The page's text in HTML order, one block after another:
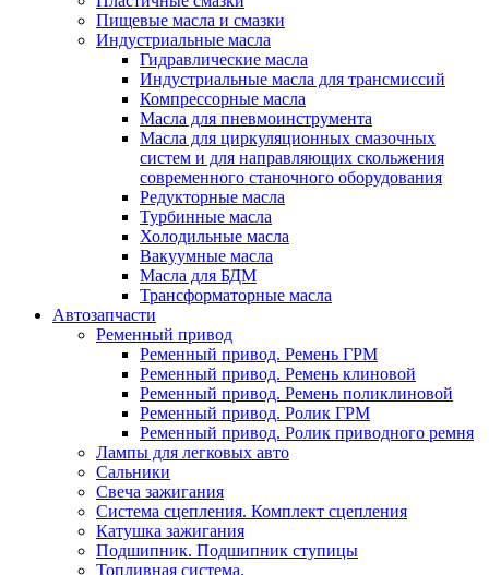
Пищевые масла и смазки
Индустриальные масла
Гидравлические масла
Индустриальные масла для трансмиссий
Компрессорные масла
Масла для пневмоинструмента
Масла для циркуляционных смазочных
систем и для направляющих скольжения
современного станочного оборудования
Редукторные масла
Турбинные масла
Холодильные масла
Вакуумные масла
Масла для БДМ
Трансформаторные масла
Автозапчасти
Ременный привод
Ременный привод. Ремень ГРМ
Ременный привод. Ремень клиновой
Ременный привод. Ремень поликлиновой
Ременный привод. Ролик ГРМ
Ременный привод. Ролик приводного ремня
Лампы для легковых авто
Сальники
Свеча зажигания
Система сцепления. Комплект сцепления
Катушка зажигания
Подшипник. Подшипник ступицы
Топливная система.